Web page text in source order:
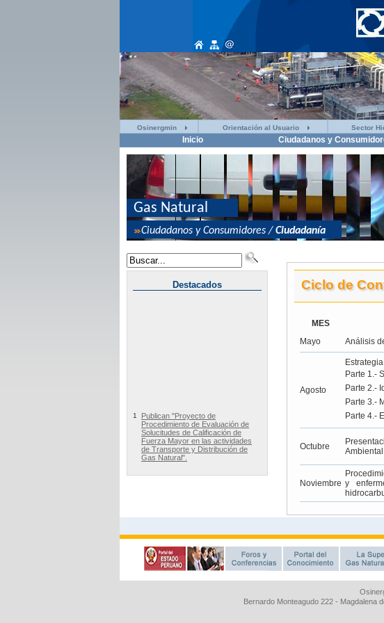
Osinergmin Orientación al Usuario Sector
Inicio Ciudadanos y
Bernardo Monteagudo 222 - Magdalena